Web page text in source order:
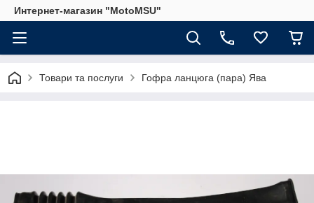
Интернет-магазин "MotoMSU"
Товари та послуги Гофра ланцюга (пара) Ява